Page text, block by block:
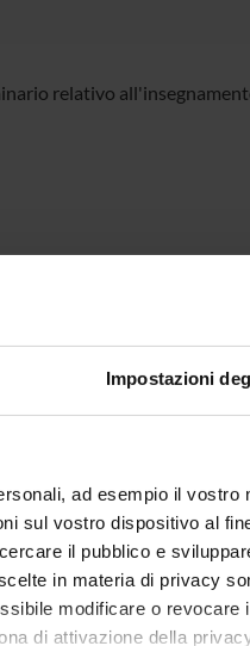
Impostazioni
ad esempio il vostro
sul vostro dispositivo al
il pubblico e
in materia di privacy
modificare o
di attivazione della
relativo